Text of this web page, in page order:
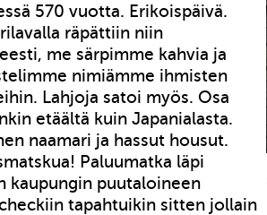
570 vuotta. Erikoispäivä.
räpättiin niin
me särpimme kahvia ja
nimiämme ihmisten
Lahjoja satoi myös. Osa
etäältä kuin Japanialasta.
naamari ja hassut housut.
Paluumatka läpi
kaupungin puutaloineen
tapahtuikin sitten jollain